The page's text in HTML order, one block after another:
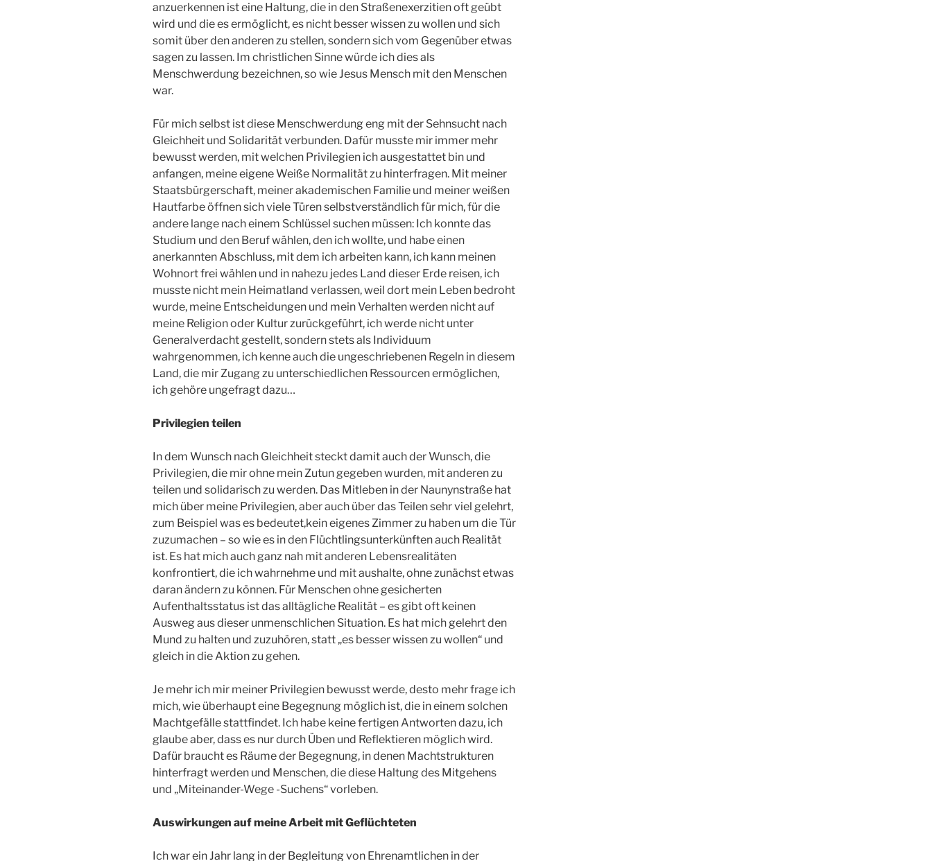
anzuerkennen ist eine Haltung, die in den Straßenexerzitien oft geübt
wird und die es ermöglicht, es nicht besser wissen zu wollen und sich
somit über den anderen zu stellen, sondern sich vom Gegenüber etwas
sagen zu lassen. Im christlichen Sinne würde ich dies als
Menschwerdung bezeichnen, so wie Jesus Mensch mit den Menschen
war.
Für mich selbst ist diese Menschwerdung eng mit der Sehnsucht nach
Gleichheit und Solidarität verbunden. Dafür musste mir immer mehr
bewusst werden, mit welchen Privilegien ich ausgestattet bin und
anfangen, meine eigene Weiße Normalität zu hinterfragen. Mit meiner
Staatsbürgerschaft, meiner akademischen Familie und meiner weißen
Hautfarbe öffnen sich viele Türen selbstverständlich für mich, für die
andere lange nach einem Schlüssel suchen müssen: Ich konnte das
Studium und den Beruf wählen, den ich wollte, und habe einen
anerkannten Abschluss, mit dem ich arbeiten kann, ich kann meinen
Wohnort frei wählen und in nahezu jedes Land dieser Erde reisen, ich
musste nicht mein Heimatland verlassen, weil dort mein Leben bedroht
wurde, meine Entscheidungen und mein Verhalten werden nicht auf
meine Religion oder Kultur zurückgeführt, ich werde nicht unter
Generalverdacht gestellt, sondern stets als Individuum
wahrgenommen, ich kenne auch die ungeschriebenen Regeln in diesem
Land, die mir Zugang zu unterschiedlichen Ressourcen ermöglichen,
ich gehöre ungefragt dazu…
Privilegien teilen
In dem Wunsch nach Gleichheit steckt damit auch der Wunsch, die
Privilegien, die mir ohne mein Zutun gegeben wurden, mit anderen zu
teilen und solidarisch zu werden. Das Mitleben in der Naunynstraße hat
mich über meine Privilegien, aber auch über das Teilen sehr viel gelehrt,
zum Beispiel was es bedeutet,kein eigenes Zimmer zu haben um die Tür
zuzumachen – so wie es in den Flüchtlingsunterkünften auch Realität
ist. Es hat mich auch ganz nah mit anderen Lebensrealitäten
konfrontiert, die ich wahrnehme und mit aushalte, ohne zunächst etwas
daran ändern zu können. Für Menschen ohne gesicherten
Aufenthaltsstatus ist das alltägliche Realität – es gibt oft keinen
Ausweg aus dieser unmenschlichen Situation. Es hat mich gelehrt den
Mund zu halten und zuzuhören, statt „es besser wissen zu wollen“ und
gleich in die Aktion zu gehen.
Je mehr ich mir meiner Privilegien bewusst werde, desto mehr frage ich
mich, wie überhaupt eine Begegnung möglich ist, die in einem solchen
Machtgefälle stattfindet. Ich habe keine fertigen Antworten dazu, ich
glaube aber, dass es nur durch Üben und Reflektieren möglich wird.
Dafür braucht es Räume der Begegnung, in denen Machtstrukturen
hinterfragt werden und Menschen, die diese Haltung des Mitgehens
und „Miteinander-Wege -Suchens“ vorleben.
Auswirkungen auf meine Arbeit mit Geflüchteten
Ich war ein Jahr lang in der Begleitung von Ehrenamtlichen in der